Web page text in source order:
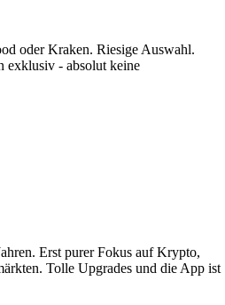
oder Kraken. Riesige Auswahl.
exklusiv - absolut keine
Erst purer Fokus auf Krypto,
Tolle Upgrades und die App ist